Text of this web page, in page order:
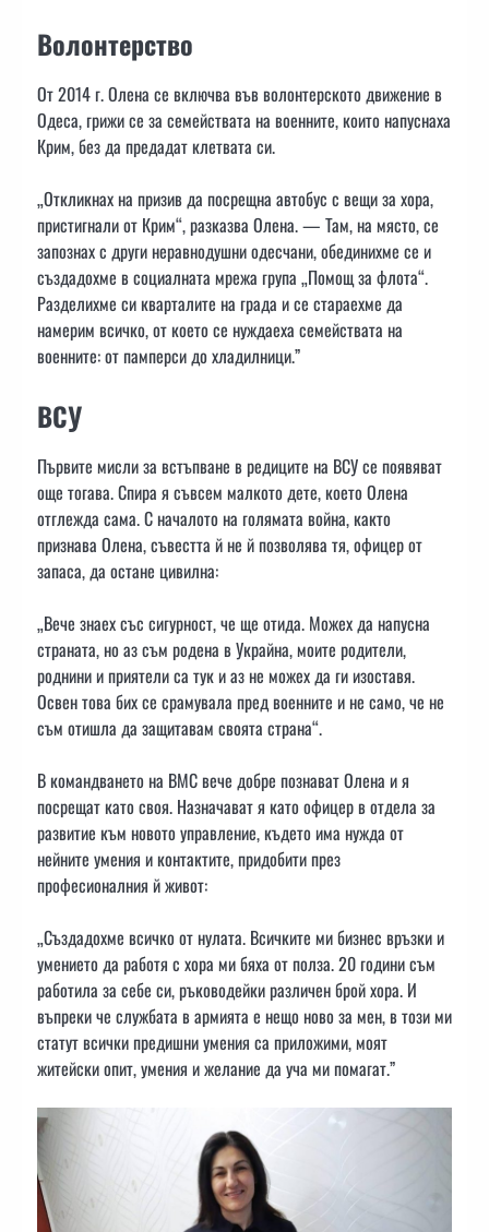
Волонтерство
От 2014 г. Олена се включва във волонтерското движение в
Одеса, грижи се за семействата на военните, които напуснаха
Крим, без да предадат клетвата си.
„Откликнах на призив да посрещна автобус с вещи за хора,
пристигнали от Крим“, разказва Олена. — Там, на място, се
запознах с други неравнодушни одесчани, обединихме се и
създадохме в социалната мрежа група „Помощ за флота“.
Разделихме си кварталите на града и се стараехме да
намерим всичко, от което се нуждаеха семействата на
военните: от памперси до хладилници.”
ВСУ
Първите мисли за встъпване в редиците на ВСУ се появяват
още тогава. Спира я съвсем малкото дете, което Олена
отглежда сама. С началото на голямата война, както
признава Олена, съвестта й не й позволява тя, офицер от
запаса, да остане цивилна:
„Вече знаех със сигурност, че ще отида. Можех да напусна
страната, но аз съм родена в Украйна, моите родители,
роднини и приятели са тук и аз не можех да ги изоставя.
Освен това бих се срамувала пред военните и не само, че не
съм отишла да защитавам своята страна“.
В командването на ВМС вече добре познават Олена и я
посрещат като своя. Назначават я като офицер в отдела за
развитие към новото управление, където има нужда от
нейните умения и контактите, придобити през
професионалния й живот:
„Създадохме всичко от нулата. Всичките ми бизнес връзки и
умението да работя с хора ми бяха от полза. 20 години съм
работила за себе си, ръководейки различен брой хора. И
въпреки че службата в армията е нещо ново за мен, в този ми
статут всички предишни умения са приложими, моят
житейски опит, умения и желание да уча ми помагат.”